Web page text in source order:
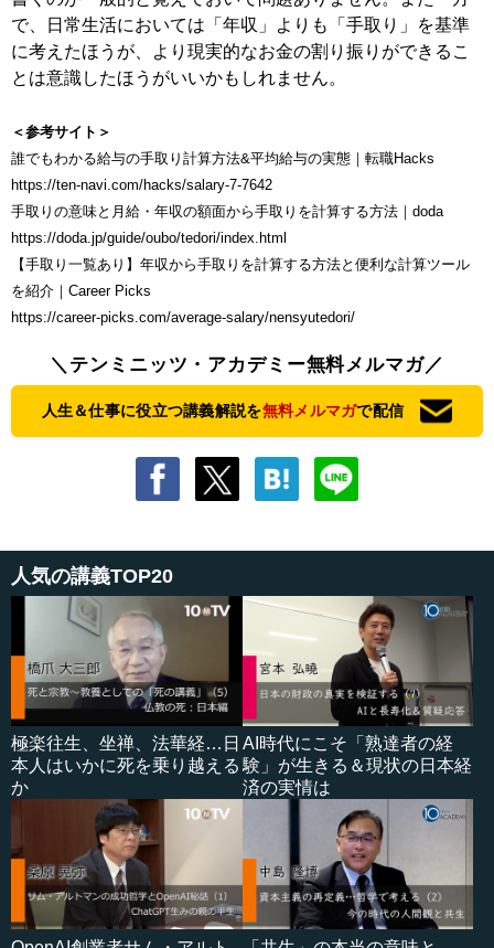
で、日常生活においては「年収」よりも「手取り」を基準
に考えたほうが、より現実的なお金の割り振りができるこ
とは意識したほうがいいかもしれません。
＜参考サイト＞
誰でもわかる給与の手取り計算方法&平均給与の実態｜転職Hacks
https://ten-navi.com/hacks/salary-7-7642
手取りの意味と月給・年収の額面から手取りを計算する方法｜doda
https://doda.jp/guide/oubo/tedori/index.html
【手取り一覧あり】年収から手取りを計算する方法と便利な計算ツール
を紹介｜Career Picks
https://career-picks.com/average-salary/nensyutedori/
＼テンミニッツ・アカデミー無料メルマガ／
人生＆仕事に役立つ講義解説を無料メルマガで配信
人気の講義TOP20
極楽往生、坐禅、法華経…日
本人はいかに死を乗り越える
か
AI時代にこそ「熟達者の経
験」が生きる＆現状の日本経
済の実情は